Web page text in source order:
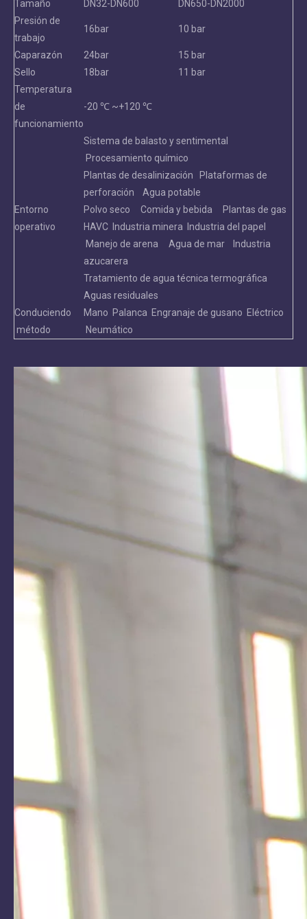
Tamaño DN32-DN600
DN650-DN2000
Presión de
trabajo
16bar 10 bar
Caparazón 24bar
15 bar
Sello
18bar
11 bar
Temperatura
de
funcionamiento
-20 ℃ ~+120 ℃
Entorno
operativo
Sistema de balasto y sentimental
Procesamiento químico
Plantas de desalinización Plataformas de
perforación Agua potable
Polvo seco Comida y bebida Plantas de gas
HAVC Industria minera Industria del papel
Manejo de arena Agua de mar Industria
azucarera
Tratamiento de agua técnica termográfica
Aguas residuales
Conduciendo
método
Mano Palanca Engranaje de gusano Eléctrico
Neumático